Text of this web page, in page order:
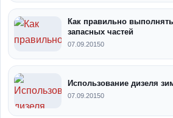
Как правильно
запасных частей
07.09.20150
Использование дизеля
07.09.20150